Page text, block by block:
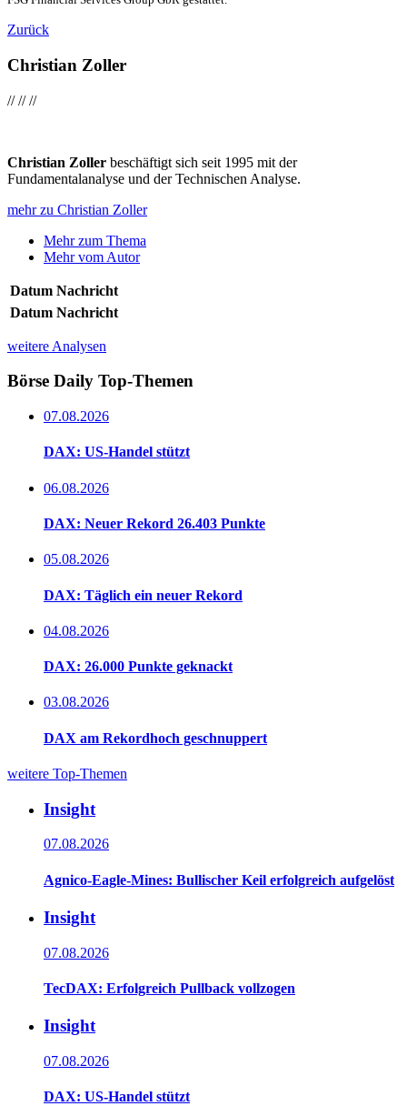
Zurück
Christian Zoller
//////
Christian Zoller beschäftigt sich seit 1995 mit der
Fundamentalanalyse und der Technischen Analyse.
mehr zu Christian Zoller
Mehr zum Thema
Mehr vom Autor
Datum Nachricht
Datum Nachricht
weitere Analysen
Börse Daily Top-Themen
07.08.2026
DAX: US-Handel stützt
06.08.2026
DAX: Neuer Rekord 26.403 Punkte
05.08.2026
DAX: Täglich ein neuer Rekord
04.08.2026
DAX: 26.000 Punkte geknackt
03.08.2026
DAX am Rekordhoch geschnuppert
weitere Top-Themen
Insight
07.08.2026
Agnico-Eagle-Mines: Bullischer Keil erfolgreich aufgelöst
Insight
07.08.2026
TecDAX: Erfolgreich Pullback vollzogen
Insight
07.08.2026
DAX: US-Handel stützt